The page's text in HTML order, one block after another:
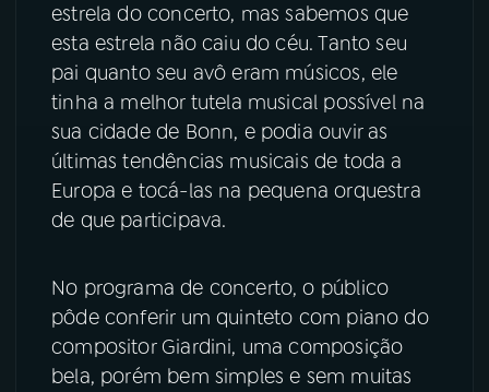
estrela do concerto, mas sabemos que
esta estrela não caiu do céu. Tanto seu
pai quanto seu avô eram músicos, ele
tinha a melhor tutela musical possível na
sua cidade de Bonn, e podia ouvir as
últimas tendências musicais de toda a
Europa e tocá-las na pequena orquestra
de que participava.
No programa de concerto, o público
pôde conferir um quinteto com piano do
compositor Giardini, uma composição
bela, porém bem simples e sem muitas